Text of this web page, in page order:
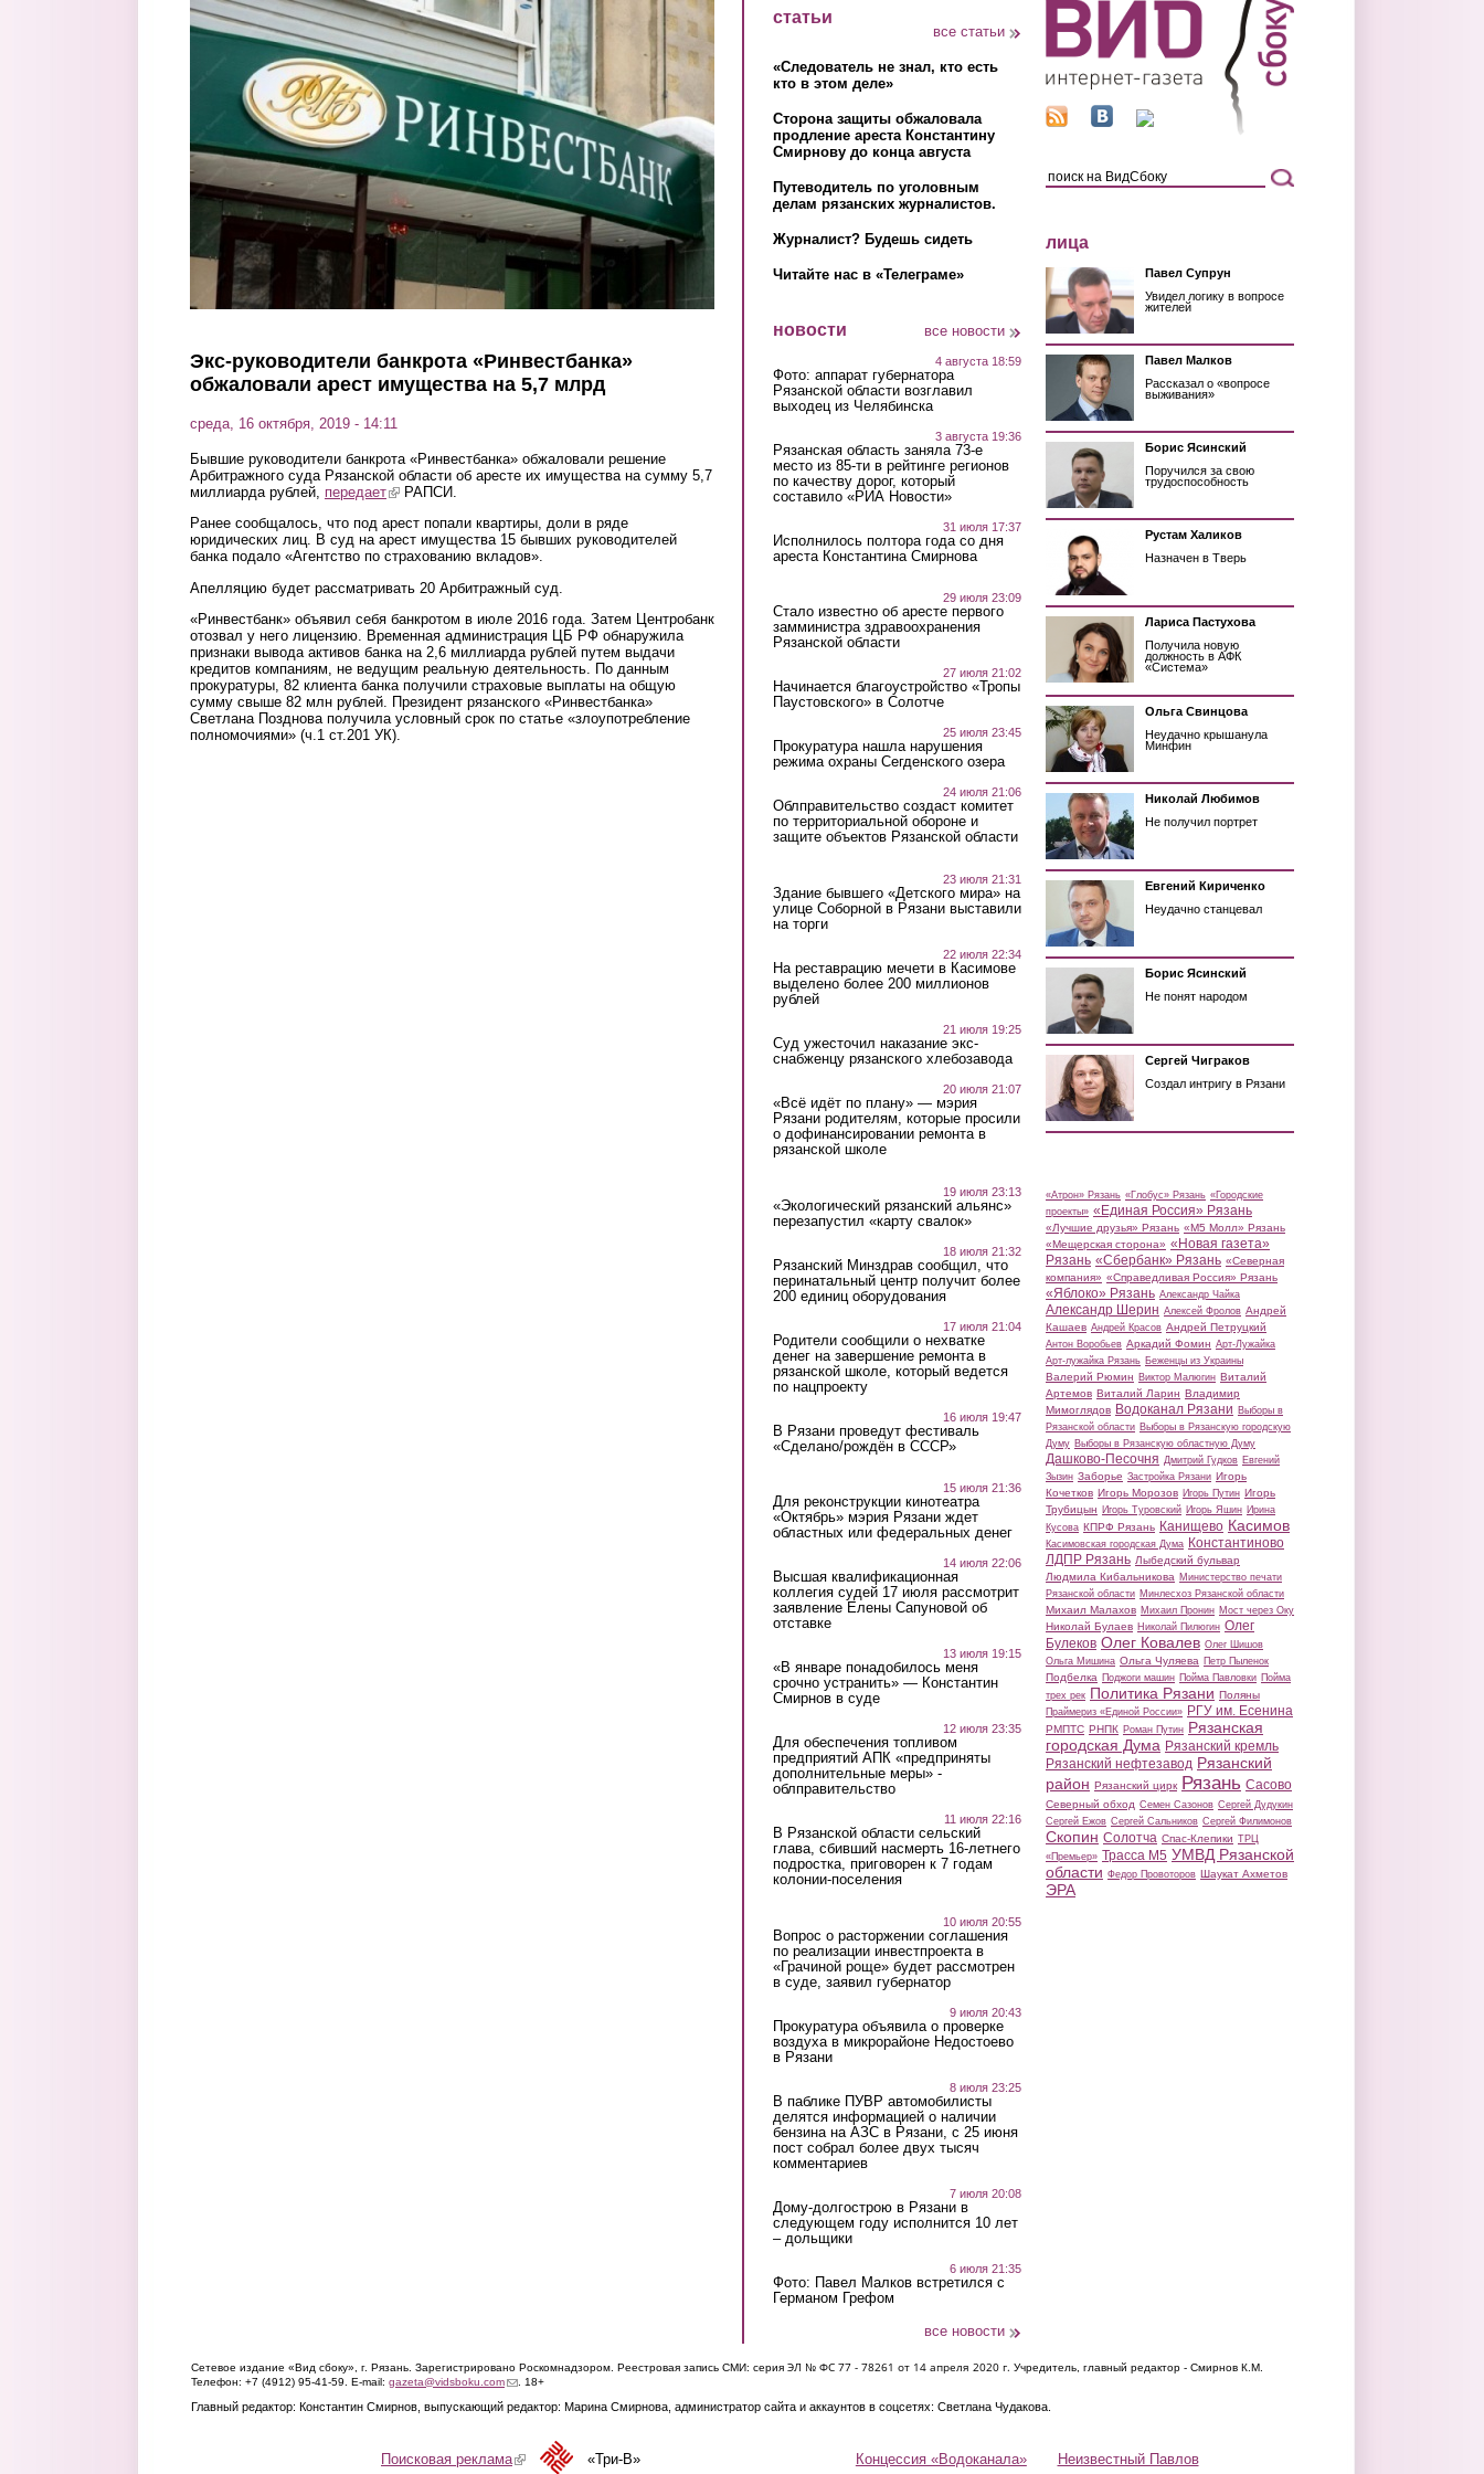
Перейти к основному содержанию
Экс-руководители банкрота «Ринвестбанка»
обжаловали арест имущества на 5,7 млрд
среда, 16 октября, 2019 - 14:11
Бывшие руководители банкрота «Ринвестбанка» обжаловали решение
Арбитражного суда Рязанской области об аресте их имущества на сумму 5,7
миллиарда рублей, передает(link is external)
РАПСИ.
Ранее сообщалось, что под арест попали квартиры, доли в ряде
юридических лиц. В суд на арест имущества 15 бывших руководителей
банка подало «Агентство по страхованию вкладов».
Апелляцию будет рассматривать 20 Арбитражный суд.
«Ринвестбанк» объявил себя банкротом в июле 2016 года. Затем Центробанк
отозвал у него лицензию. Временная администрация ЦБ РФ обнаружила
признаки вывода активов банка на 2,6 миллиарда рублей путем выдачи
кредитов компаниям, не ведущим реальную деятельность. По данным
прокуратуры, 82 клиента банка получили страховые выплаты на общую
сумму свыше 82 млн рублей. Президент рязанского «Ринвестбанка»
Светлана Позднова получила условный срок по статье «злоупотребление
полномочиями» (ч.1 ст.201 УК).
статьи
все статьи
«Следователь не знал, кто есть
кто в этом деле»
Сторона защиты обжаловала
продление ареста Константину
Смирнову до конца августа
Путеводитель по уголовным
делам рязанских журналистов.
Журналист? Будешь сидеть
Читайте нас в «Телеграме»
новости все новости
4 августа 18:59
Фото: аппарат губернатора
Рязанской области возглавил
выходец из Челябинска
3 августа 19:36
Рязанская область заняла 73-е
место из 85-ти в рейтинге регионов
по качеству дорог, который
составило «РИА Новости»
31 июля 17:37
Исполнилось полтора года со дня
ареста Константина Смирнова
29 июля 23:09
Стало известно об аресте первого
замминистра здравоохранения
Рязанской области
27 июля 21:02
Начинается благоустройство «Тропы
Паустовского» в Солотче
25 июля 23:45
Прокуратура нашла нарушения
режима охраны Сегденского озера
24 июля 21:06
Облправительство создаст комитет
по территориальной обороне и
защите объектов Рязанской области
23 июля 21:31
Здание бывшего «Детского мира» на
улице Соборной в Рязани выставили
на торги
22 июля 22:34
На реставрацию мечети в Касимове
выделено более 200 миллионов
рублей
21 июля 19:25
Суд ужесточил наказание экс-
снабженцу рязанского хлебозавода
20 июля 21:07
«Всё идёт по плану» — мэрия
Рязани родителям, которые просили
о дофинансировании ремонта в
рязанской школе
19 июля 23:13
«Экологический рязанский альянс»
перезапустил «карту свалок»
18 июля 21:32
Рязанский Минздрав сообщил, что
перинатальный центр получит более
200 единиц оборудования
17 июля 21:04
Родители сообщили о нехватке
денег на завершение ремонта в
рязанской школе, который ведется
по нацпроекту
16 июля 19:47
В Рязани проведут фестиваль
«Сделано/рождён в СССР»
15 июля 21:36
Для реконструкции кинотеатра
«Октябрь» мэрия Рязани ждет
областных или федеральных денег
14 июля 22:06
Высшая квалификационная
коллегия судей 17 июля рассмотрит
заявление Елены Сапуновой об
отставке
13 июля 19:15
«В январе понадобилось меня
срочно устранить» — Константин
Смирнов в суде
12 июля 23:35
Для обеспечения топливом
предприятий АПК «предприняты
дополнительные меры» -
облправительство
11 июля 22:16
В Рязанской области сельский
глава, сбивший насмерть 16-летнего
подростка, приговорен к 7 годам
колонии-поселения
10 июля 20:55
Вопрос о расторжении соглашения
по реализации инвестпроекта в
«Грачиной роще» будет рассмотрен
в суде, заявил губернатор
9 июля 20:43
Прокуратура объявила о проверке
воздуха в микрорайоне Недостоево
в Рязани
8 июля 23:25
В паблике ПУВР автомобилисты
делятся информацией о наличии
бензина на АЗС в Рязани, с 25 июня
пост собрал более двух тысяч
комментариев
7 июля 20:08
Дому-долгострою в Рязани в
следующем году исполнится 10 лет
– дольщики
6 июля 21:35
Фото: Павел Малков встретился с
Германом Грефом
все новости
лица
Павел Супрун
Увидел логику в вопросе
жителей
Павел Малков
Рассказал о «вопросе
выживания»
Борис Ясинский
Поручился за свою
трудоспособность
Рустам Халиков
Назначен в Тверь
Лариса Пастухова
Получила новую
должность в АФК
«Система»
Ольга Свинцова
Неудачно крышанула
Минфин
Николай Любимов
Не получил портрет
Евгений Кириченко
Неудачно станцевал
Борис Ясинский
Не понят народом
Сергей Чиграков
Создал интригу в Рязани
«Атрон» Рязань «Глобус» Рязань «Городские
проекты» «Единая Россия» Рязань
«Лучшие друзья» Рязань «М5 Молл» Рязань
«Мещерская сторона» «Новая газета»
Рязань «Сбербанк» Рязань «Северная
компания» «Справедливая Россия» Рязань
«Яблоко» Рязань Александр Чайка
Александр Шерин Алексей Фролов Андрей
Кашаев Андрей Красов Андрей Петруцкий
Антон Воробьев Аркадий Фомин Арт-Лужайка
Арт-лужайка Рязань Беженцы из Украины
Валерий Рюмин Виктор Малюгин Виталий
Артемов Виталий Ларин Владимир
Мимоглядов Водоканал Рязани Выборы в
Рязанской области Выборы в Рязанскую городскую
Думу Выборы в Рязанскую областную Думу
Дашково-Песочня Дмитрий Гудков Евгений
Зызин Заборье Застройка Рязани Игорь
Кочетков Игорь Морозов Игорь Путин Игорь
Трубицын Игорь Туровский Игорь Яшин Ирина
Кусова КПРФ Рязань Канищево Касимов
Касимовская городская Дума Константиново
ЛДПР Рязань Лыбедский бульвар
Людмила Кибальникова Министерство печати
Рязанской области Минлесхоз Рязанской области
Михаил Малахов Михаил Пронин Мост через Оку
Николай Булаев Николай Пилюгин Олег
Булеков Олег Ковалев Олег Шишов
Ольга Мишина Ольга Чуляева Петр Пыленок
Подбелка Поджоги машин Пойма Павловки Пойма
трех рек Политика Рязани Поляны
Праймериз «Единой России» РГУ им. Есенина
РМПТС РНПК Роман Путин Рязанская
городская Дума Рязанский кремль
Рязанский нефтезавод Рязанский
район Рязанский цирк Рязань Сасово
Северный обход Семен Сазонов Сергей Дудукин
Сергей Ежов Сергей Сальников Сергей Филимонов
Скопин Солотча Спас-Клепики ТРЦ
«Премьер» Трасса М5 УМВД Рязанской
области Федор Провоторов Шаукат Ахметов
ЭРА
Сетевое издание «Вид сбоку», г. Рязань. Зарегистрировано Роскомнадзором. Реестровая запись СМИ: серия ЭЛ № ФС 77 - 78261 от 14 апреля 2020 г. Учредитель, главный редактор - Смирнов К.М.
Телефон: +7 (4912) 95-41-59. E-mail: gazeta@vidsboku.com(link sends e-mail)
. 18+
Главный редактор: Константин Смирнов, выпускающий редактор: Марина Смирнова, администратор сайта и аккаунтов в соцсетях: Светлана Чудакова.
Концессия «Водоканала» Неизвестный Павлов
Поисковая реклама(link is external)«Три-В»